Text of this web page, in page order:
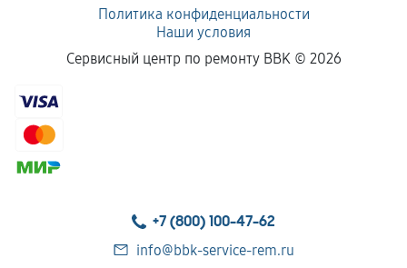
Политика конфиденциальности
Наши условия
Сервисный центр по ремонту BBK © 2026
+7 (800) 100-47-62
info@bbk-service-rem.ru